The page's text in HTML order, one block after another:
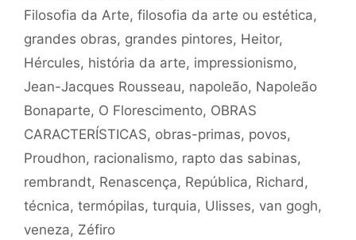
Filosofia da Arte, filosofia da arte ou estética,
grandes obras, grandes pintores, Heitor,
Hércules, história da arte, impressionismo,
Jean-Jacques Rousseau, napoleão, Napoleão
Bonaparte, O Florescimento, OBRAS
CARACTERÍSTICAS, obras-primas, povos,
Proudhon, racionalismo, rapto das sabinas,
rembrandt, Renascença, República, Richard ,
técnica, termópilas, turquia, Ulisses, van gogh,
veneza, Zéfiro